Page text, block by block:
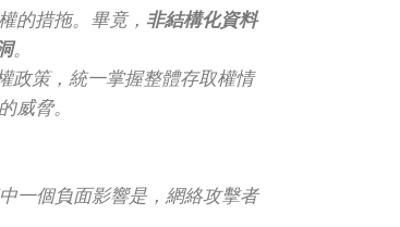
的措拖。畢竟， 非結構化資料
。
政策，統一掌握整體存取權情
威脅。
一個負面影響是，網絡攻擊者